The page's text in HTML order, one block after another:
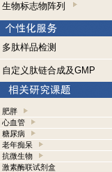
生物标志物阵列
多肽样品检测
自定义肽链合成及GMP
肥胖
心血管
糖尿病
老年痴呆
抗微生物
激素酶联试剂盒